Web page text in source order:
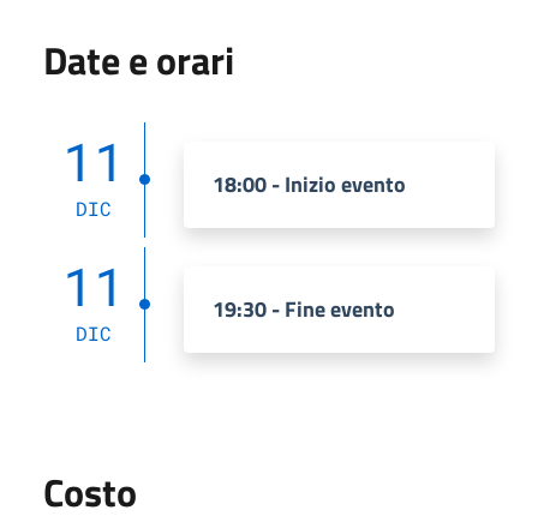
Date e orari
11
DIC
18:00 - Inizio evento
11
DIC
19:30 - Fine evento
Costo